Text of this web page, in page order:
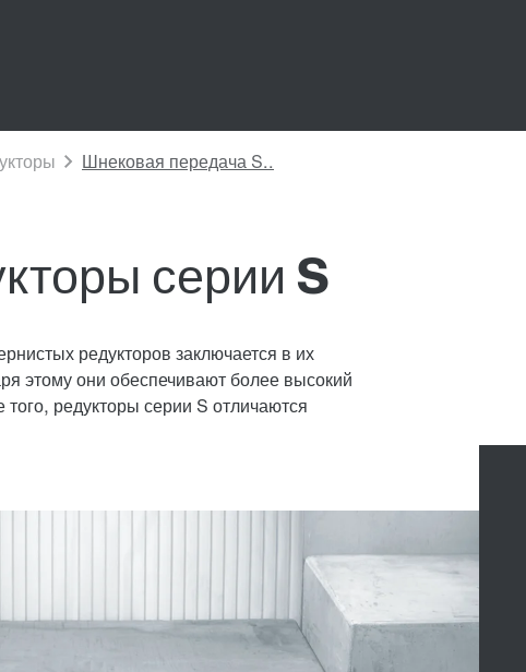
серии S
редукторов заключается в их
этому они обеспечивают более высокий
редукторы серии S отличаются